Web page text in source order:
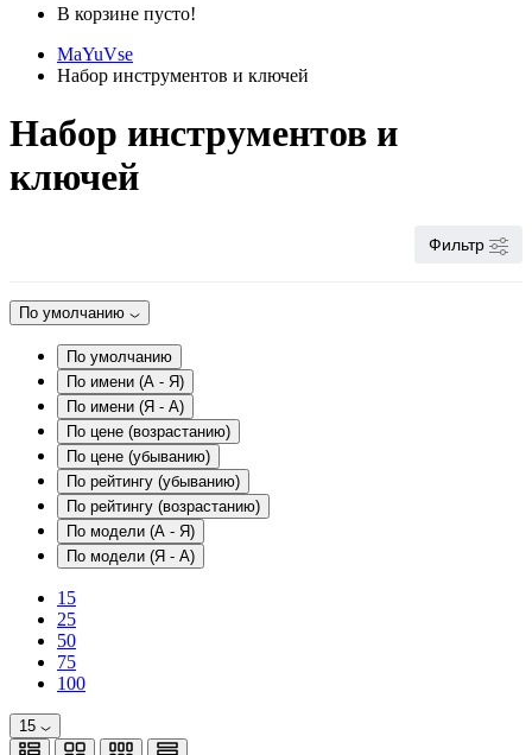
В корзине пусто!
MaYuVse
Набор инструментов и ключей
Набор инструментов и
ключей
Фильтр
По умолчанию
По умолчанию
По имени (A - Я)
По имени (Я - A)
По цене (возрастанию)
По цене (убыванию)
По рейтингу (убыванию)
По рейтингу (возрастанию)
По модели (A - Я)
По модели (Я - A)
15
25
50
75
100
15